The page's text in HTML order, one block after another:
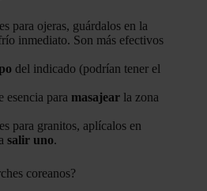
para ojeras, guárdalos en la
inmediato. Son más efectivos
del indicado (podrían tener el
esencia para masajear la zona
para granitos, aplícalos en
salir uno.
coreanos?